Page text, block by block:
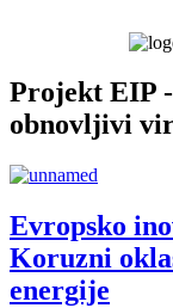
Projekt EIP
obnovljivi
Evropsko
Koruzni
energije